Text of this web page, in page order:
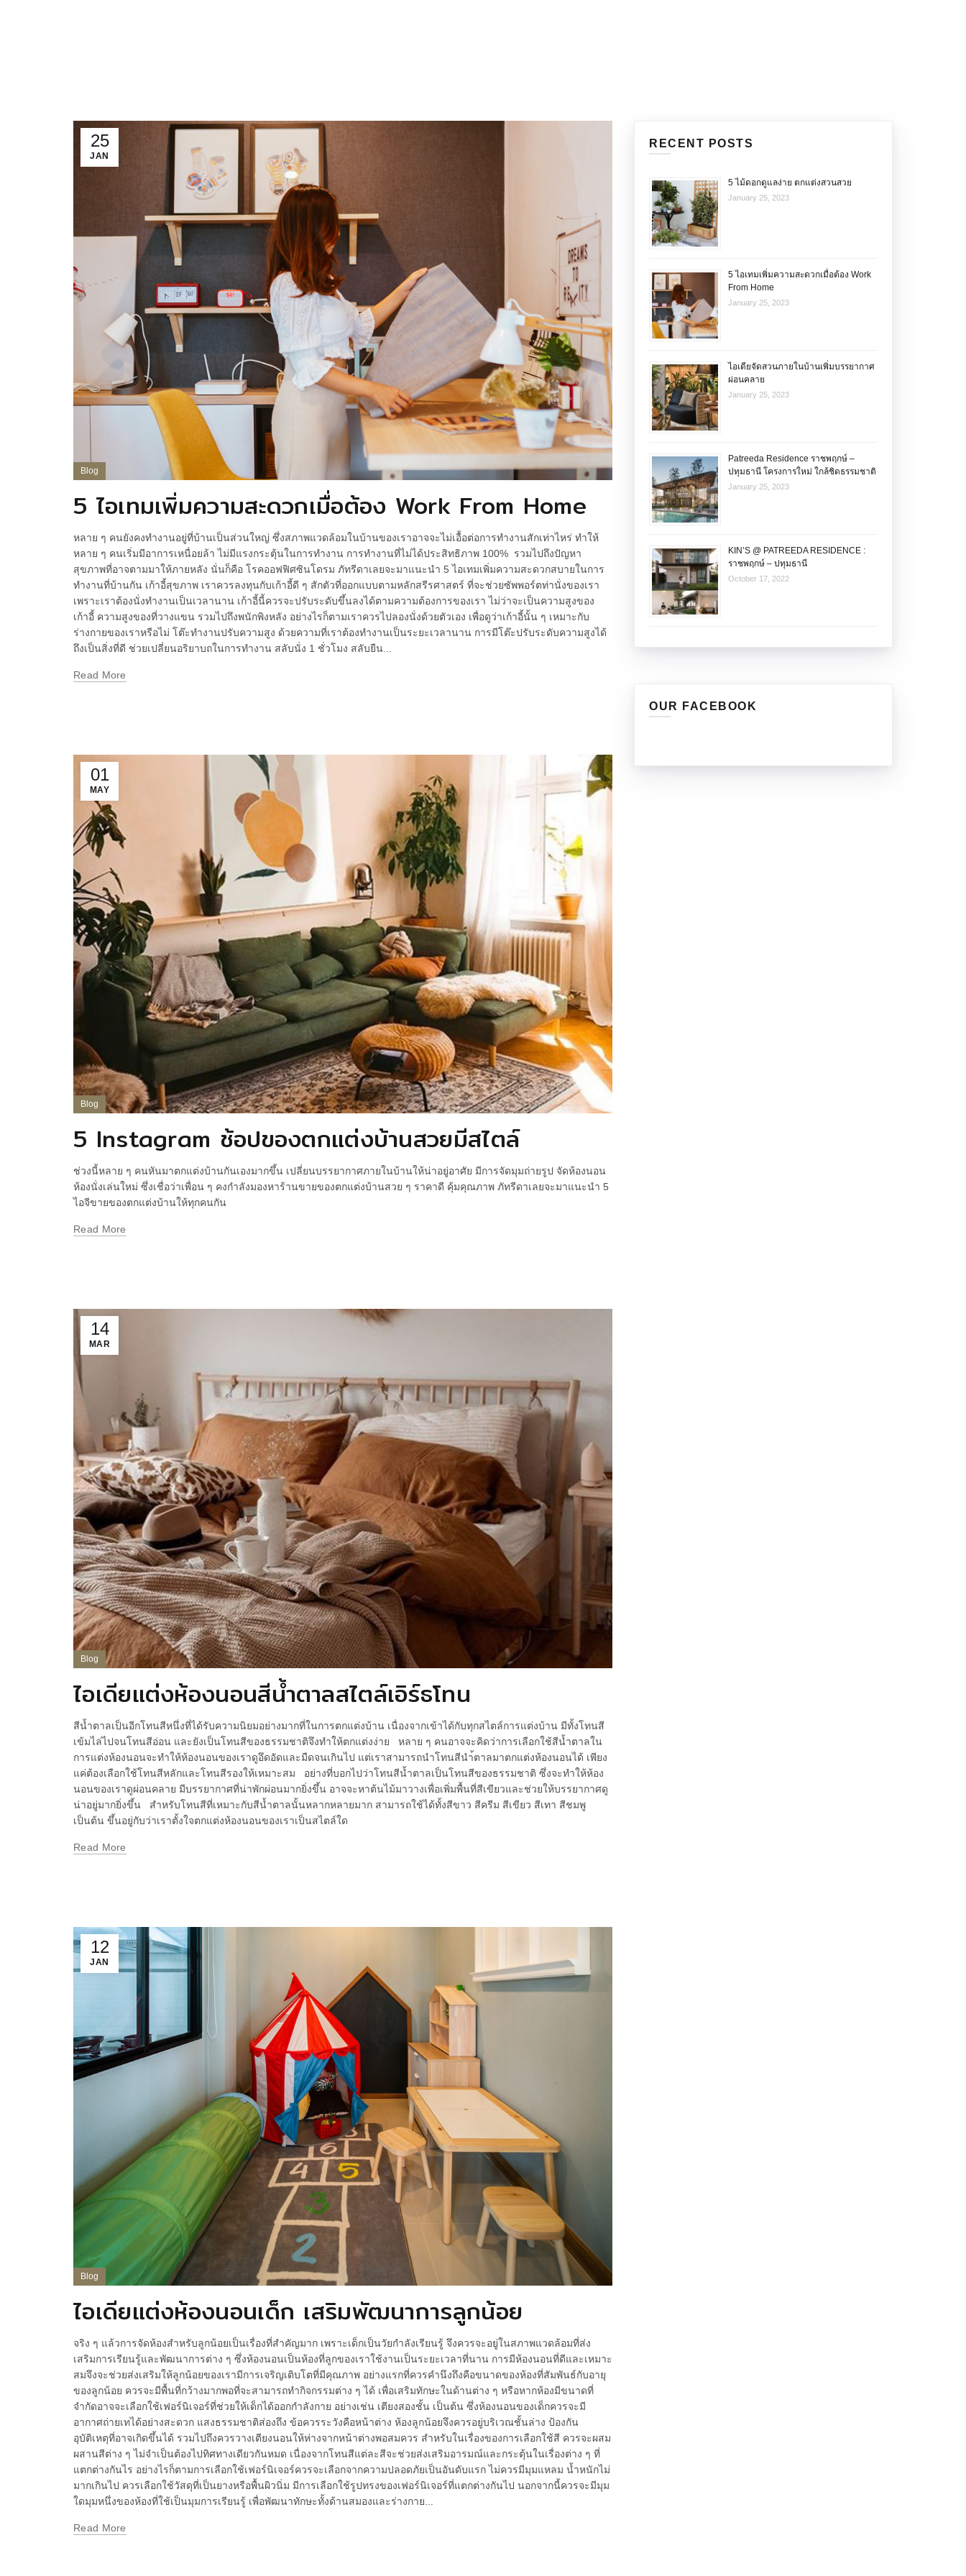
25
JAN
Blog
5 ไอเทมเพิ่มความสะดวกเมื่อต้อง Work From Home
หลาย ๆ คนยังคงทำงานอยู่ที่บ้านเป็นส่วนใหญ่ ซึ่งสภาพแวดล้อมในบ้านของเราอาจจะไม่เอื้อต่อการทำงานสักเท่าไหร่ ทำให้
หลาย ๆ คนเริ่มมีอาการเหนื่อยล้า ไม่มีแรงกระตุ้นในการทำงาน การทำงานที่ไม่ได้ประสิทธิภาพ 100% รวมไปถึงปัญหา
สุขภาพที่อาจตามมาให้ภายหลัง นั่นก็คือ โรคออฟฟิศซินโดรม ภัทรีดาเลยจะมาแนะนำ 5 ไอเทมเพิ่มความสะดวกสบายในการ
ทำงานที่บ้านกัน เก้าอี้สุขภาพ เราควรลงทุนกับเก้าอี้ดี ๆ สักตัวที่ออกแบบตามหลักสรีรศาสตร์ ที่จะช่วยซัพพอร์ตท่านั่งของเรา
เพราะเราต้องนั่งทำงานเป็นเวลานาน เก้าอี้นี้ควรจะปรับระดับขึ้นลงได้ตามความต้องการของเรา ไม่ว่าจะเป็นความสูงของ
เก้าอี้ ความสูงของที่วางแขน รวมไปถึงพนักพิงหลัง อย่างไรก็ตามเราควรไปลองนั่งด้วยตัวเอง เพื่อดูว่าเก้าอี้นั้น ๆ เหมาะกับ
ร่างกายของเราหรือไม่ โต๊ะทำงานปรับความสูง ด้วยความที่เราต้องทำงานเป็นระยะเวลานาน การมีโต๊ะปรับระดับความสูงได้
ถึงเป็นสิ่งที่ดี ช่วยเปลี่ยนอริยาบถในการทำงาน สลับนั่ง 1 ชั่วโมง สลับยืน...
Read More
01
MAY
Blog
5 Instagram ช้อปของตกแต่งบ้านสวยมีสไตล์
ช่วงนี้หลาย ๆ คนหันมาตกแต่งบ้านกันเองมากขึ้น เปลี่ยนบรรยากาศภายในบ้านให้น่าอยู่อาศัย มีการจัดมุมถ่ายรูป จัดห้องนอน
ห้องนั่งเล่นใหม่ ซึ่งเชื่อว่าเพื่อน ๆ คงกำลังมองหาร้านขายของตกแต่งบ้านสวย ๆ ราคาดี คุ้มคุณภาพ ภัทรีดาเลยจะมาแนะนำ 5
ไอจีขายของตกแต่งบ้านให้ทุกคนกัน
Read More
14
MAR
Blog
ไอเดียแต่งห้องนอนสีน้ำตาลสไตล์เอิร์ธโทน
สีน้ำตาลเป็นอีกโทนสีหนึ่งที่ได้รับความนิยมอย่างมากที่ในการตกแต่งบ้าน เนื่องจากเข้าได้กับทุกสไตล์การแต่งบ้าน มีทั้งโทนสี
เข้มไล่ไปจนโทนสีอ่อน และยังเป็นโทนสีของธรรมชาติจึงทำให้ตกแต่งง่าย หลาย ๆ คนอาจจะคิดว่าการเลือกใช้สีน้ำตาลใน
การแต่งห้องนอนจะทำให้ห้องนอนของเราดูอึดอัดและมืดจนเกินไป แต่เราสามารถนำโทนสีนำ้ตาลมาตกแต่งห้องนอนได้ เพียง
แค่ต้องเลือกใช้โทนสีหลักและโทนสีรองให้เหมาะสม อย่างที่บอกไปว่าโทนสีน้ำตาลเป็นโทนสีของธรรมชาติ ซึ่งจะทำให้ห้อง
นอนของเราดูผ่อนคลาย มีบรรยากาศที่น่าพักผ่อนมากยิ่งขึ้น อาจจะหาต้นไม้มาวางเพื่อเพิ่มพื้นที่สีเขียวและช่วยให้บรรยากาศดู
น่าอยู่มากยิ่งขึ้น สำหรับโทนสีที่เหมาะกับสีน้ำตาลนั้นหลากหลายมาก สามารถใช้ได้ทั้งสีขาว สีครีม สีเขียว สีเทา สีชมพู
เป็นต้น ขึ้นอยู่กับว่าเราตั้งใจตกแต่งห้องนอนของเราเป็นสไตล์ใด
Read More
12
JAN
Blog
ไอเดียแต่งห้องนอนเด็ก เสริมพัฒนาการลูกน้อย
จริง ๆ แล้วการจัดห้องสำหรับลูกน้อยเป็นเรื่องที่สำคัญมาก เพราะเด็กเป็นวัยกำลังเรียนรู้ จึงควรจะอยู่ในสภาพแวดล้อมที่ส่ง
เสริมการเรียนรู้และพัฒนาการต่าง ๆ ซึ่งห้องนอนเป็นห้องที่ลูกของเราใช้งานเป็นระยะเวลาที่นาน การมีห้องนอนที่ดีและเหมาะ
สมจึงจะช่วยส่งเสริมให้ลูกน้อยของเรามีการเจริญเติบโตที่มีคุณภาพ อย่างแรกที่ควรคำนึงถึงคือขนาดของห้องที่สัมพันธ์กับอายุ
ของลูกน้อย ควรจะมีพื้นที่กว้างมากพอที่จะสามารถทำกิจกรรมต่าง ๆ ได้ เพื่อเสริมทักษะในด้านต่าง ๆ หรือหากห้องมีขนาดที่
จำกัดอาจจะเลือกใช้เฟอร์นิเจอร์ที่ช่วยให้เด็กได้ออกกำลังกาย อย่างเช่น เตียงสองชั้น เป็นต้น ซึ่งห้องนอนของเด็กควรจะมี
อากาศถ่ายเทได้อย่างสะดวก แสงธรรมชาติส่องถึง ข้อควรระวังคือหน้าต่าง ห้องลูกน้อยจึงควรอยู่บริเวณชั้นล่าง ป้องกัน
อุบัติเหตุที่อาจเกิดขึ้นได้ รวมไปถึงควรวางเตียงนอนให้ห่างจากหน้าต่างพอสมควร สำหรับในเรื่องของการเลือกใช้สี ควรจะผสม
ผสานสีต่าง ๆ ไม่จำเป็นต้องไปทิศทางเดียวกันหมด เนื่องจากโทนสีแต่ละสีจะช่วยส่งเสริมอารมณ์และกระตุ้นในเรื่องต่าง ๆ ที่
แตกต่างกันไร อย่างไรก็ตามการเลือกใช้เฟอร์นิเจอร์ควรจะเลือกจากความปลอดภัยเป็นอันดับแรก ไม่ควรมีมุมแหลม น้ำหนักไม่
มากเกินไป ควรเลือกใช้วัสดุที่เป็นยางหรือพื้นผิวนิ่ม มีการเลือกใช้รูปทรงของเฟอร์นิเจอร์ที่แตกต่างกันไป นอกจากนี้ควรจะมีมุม
ใดมุมหนึ่งของห้องที่ใช้เป็นมุมการเรียนรู้ เพื่อพัฒนาทักษะทั้งด้านสมองและร่างกาย...
Read More
RECENT POSTS
5 ไม้ดอกดูแลง่าย ตกแต่งสวนสวย
January 25, 2023
5 ไอเทมเพิ่มความสะดวกเมื่อต้อง Work
From Home
January 25, 2023
ไอเดียจัดสวนภายในบ้านเพิ่มบรรยากาศ
ผ่อนคลาย
January 25, 2023
Patreeda Residence ราชพฤกษ์ –
ปทุมธานี โครงการใหม่ ใกล้ชิดธรรมชาติ
January 25, 2023
KIN’S @ PATREEDA RESIDENCE :
ราชพฤกษ์ – ปทุมธานี
October 17, 2022
OUR FACEBOOK